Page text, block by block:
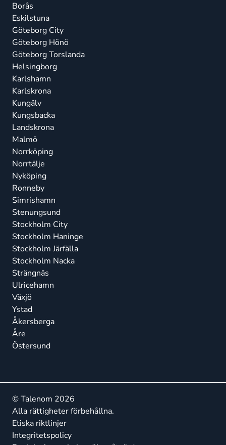
Borås
Eskilstuna
Göteborg City
Göteborg Hönö
Göteborg Torslanda
Helsingborg
Karlshamn
Karlskrona
Kungälv
Kungsbacka
Landskrona
Malmö
Norrköping
Norrtälje
Nyköping
Ronneby
Simrishamn
Stenungsund
Stockholm City
Stockholm Haninge
Stockholm Järfälla
Stockholm Nacka
Strängnäs
Ulricehamn
Växjö
Ystad
Åkersberga
Åre
Östersund
© Talenom 2026
Alla rättigheter förbehållna.
Etiska riktlinjer
Integritetspolicy